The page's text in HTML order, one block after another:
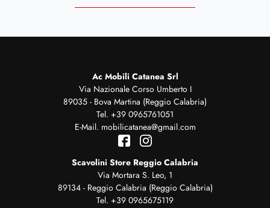
Ac Mobili Catanea Srl
Via Nazionale Corso Umberto I
89035 - Bova Martina (Reggio Calabria)
Tel. +39 0965761051
E-Mail. mobilicatanea@gmail.com
Scavolini Store Reggio Calabria
Via Mortara S. Leo, 1
89134 - Reggio Calabria (Reggio Calabria)
Tel. +39 0965675119